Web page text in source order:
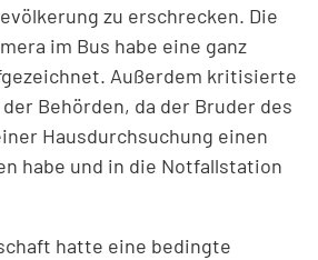
zu erschrecken. Die
im Bus habe eine ganz
Außerdem kritisierte
Behörden, da der Bruder des
Hausdurchsuchung einen
habe und in die Notfallstation
hatte eine bedingte